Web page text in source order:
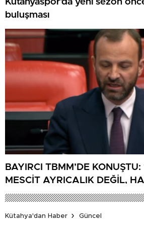
buluşması
BAYIRCI TBMM’DE
MESCİT AYRICALIK DEĞİL,
Kütahya'dan Haber
Güncel